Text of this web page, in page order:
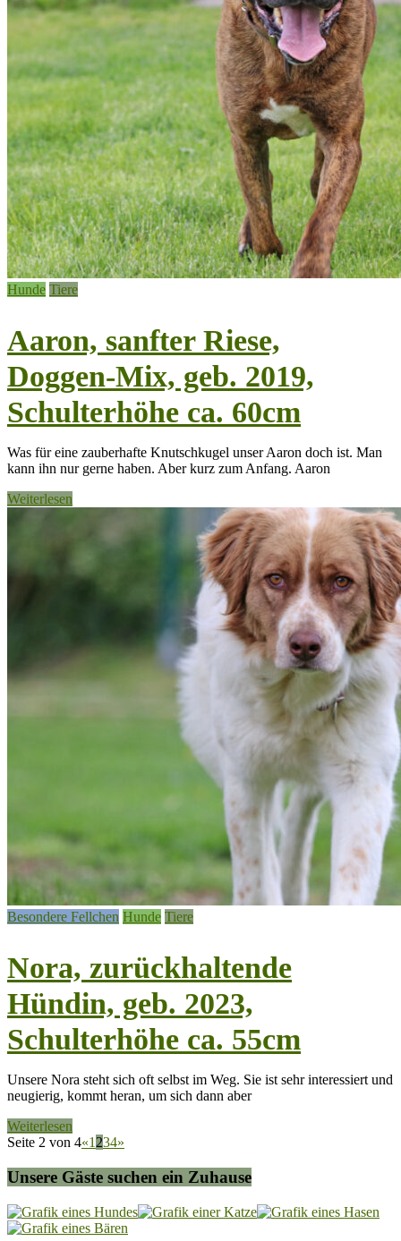
Hunde Tiere
Aaron, sanfter Riese,
Doggen-Mix, geb. 2019,
Schulterhöhe ca. 60cm
Was für eine zauberhafte Knutschkugel unser Aaron doch ist. Man
kann ihn nur gerne haben. Aber kurz zum Anfang. Aaron
Weiterlesen
Besondere Fellchen Hunde Tiere
Nora, zurückhaltende
Hündin, geb. 2023,
Schulterhöhe ca. 55cm
Unsere Nora steht sich oft selbst im Weg. Sie ist sehr interessiert und
neugierig, kommt heran, um sich dann aber
Weiterlesen
Seite 2 von 4«1 234»
Unsere Gäste suchen ein Zuhause